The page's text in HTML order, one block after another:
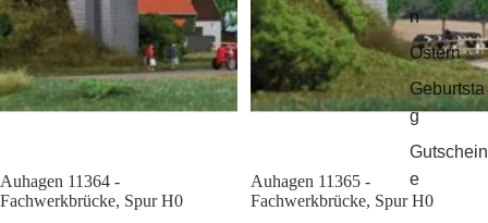
n
Ostern
Geburtsta
g
Gutschein
e
Sale
Auhagen 11364 -
Fachwerkbrücke, Spur H0
Sale
Auhagen 11365 -
Fachwerkbrücke, Spur H0